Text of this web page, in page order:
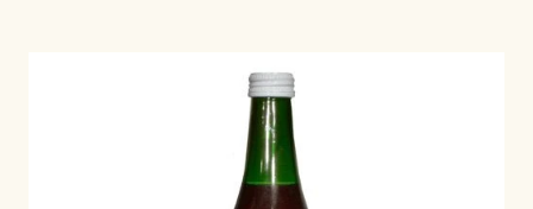
KAGER OG WIENERBRØD
DIVERSE BOLLER M.M.